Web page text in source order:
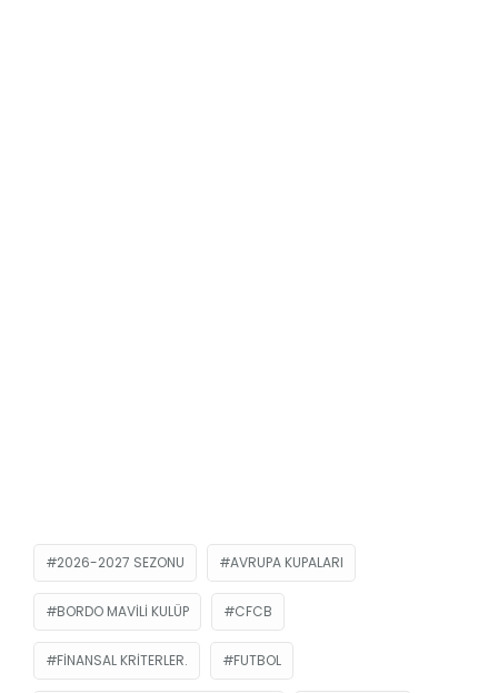
2026-2027 SEZONU AVRUPA KUPALARI
BORDO MAVILI KULÜP CFCB
FINANSAL KRITERLER. FUTBOL